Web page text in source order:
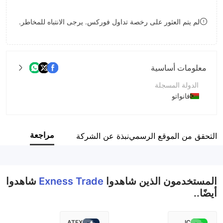
8
لم يتم العثور على رخصة تداول فوركس. يرجى الانتباه للمخاطر.
معلومات أساسية
الدولة المسجلة
فانواتو
اسم الشركة
التحقق من الموقع الرسمينبذة عن الشركة مراجعة
المستخدمون الذين شاهدوا Exness Trade شاهدوا
أيضًا..